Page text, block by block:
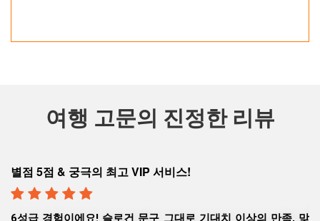
여행 고문의 진정한 리뷰
실리콘 밸리에서 출발한 요세미티 & 레이크 타호 당일 투어
실리콘 밸리에서 출발하는 레이크 타호 - 요세미티 투어를 예약